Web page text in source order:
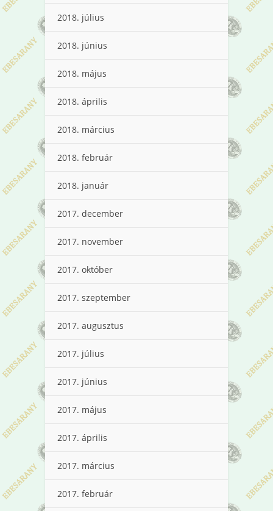
2018. július
2018. június
2018. május
2018. április
2018. március
2018. február
2018. január
2017. december
2017. november
2017. október
2017. szeptember
2017. augusztus
2017. július
2017. június
2017. május
2017. április
2017. március
2017. február